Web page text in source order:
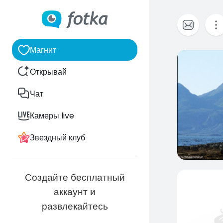
Магнит
Открывай
Чат
Камеры live
Звездный клуб
Создайте бесплатный
аккаунт и
развлекайтесь